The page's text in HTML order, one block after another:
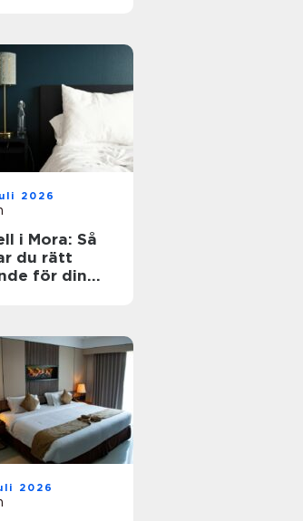
2026
i Mora: Så
du rätt
för din
2026